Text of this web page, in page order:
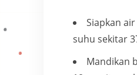
Siapkan
suhu sekitar
Mandikan